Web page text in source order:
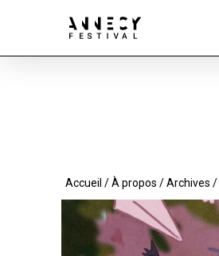
Accueil /À propos /Archives /